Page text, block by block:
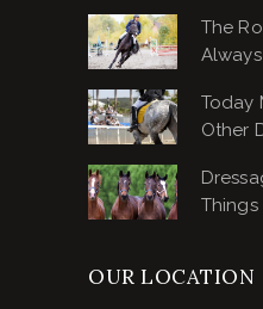
The
Today
Other
Things
OUR LOCATION